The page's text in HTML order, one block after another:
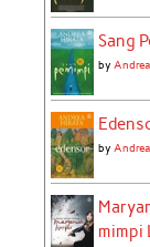
Sang
by
by
mimpi